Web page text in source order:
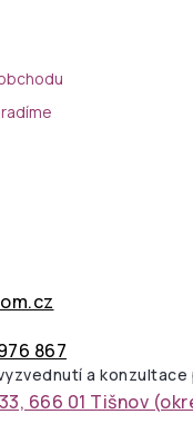
867
a konzultace
666 01 Tišnov